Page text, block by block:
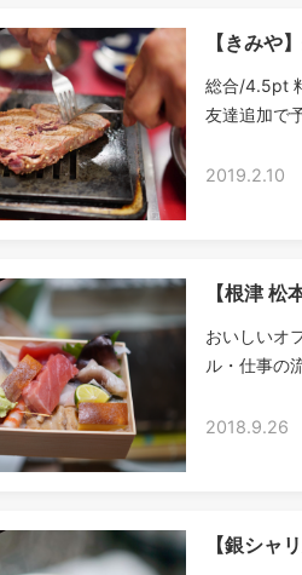
【きみや
総合/4.5pt
友達追加で
2019.2.10
【根津 松
おいしい
ル・仕事の
2018.9.26
【銀シャ